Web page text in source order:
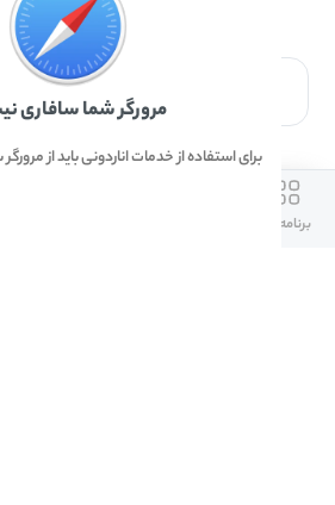
برای دانلود برنامه با مرورگر Safari وارد شوید.
ارتباط با ما
برنامه ها
مرورگر شما سافاری
برای استفاده از خدمات اناردونی باید از